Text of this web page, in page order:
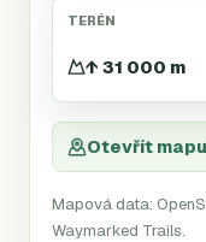
TERÉN
↑ 31 000 m
Otevřít mapu
Mapová data:
Waymarked Trails.